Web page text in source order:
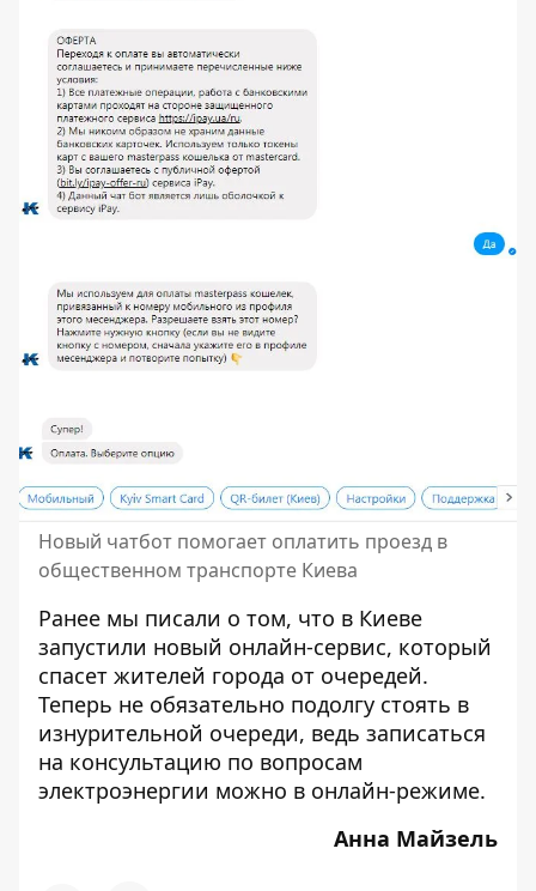
Новый чатбот помогает оплатить проезд в
общественном транспорте Киева
Ранее мы писали о том, что в Киеве
запустили новый онлайн-сервис, который
спасет жителей города от очередей.
Теперь не обязательно подолгу стоять в
изнурительной очереди, ведь записаться
на консультацию по вопросам
электроэнергии можно в онлайн-режиме.
Анна Майзель